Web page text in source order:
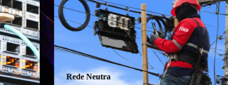
Rede Neutra